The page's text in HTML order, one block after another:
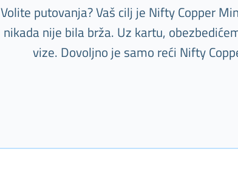
Volite putovanja? Vaš cilj je Nifty Copper
nikada nije bila brža. Uz kartu,
vize. Dovoljno je samo reći Nifty